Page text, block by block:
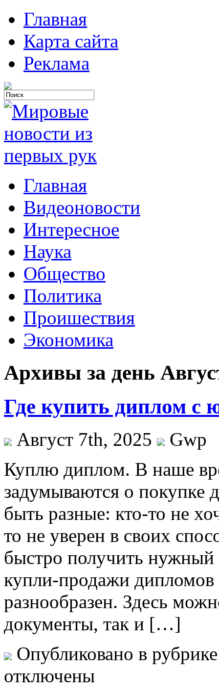
Главная
Карта сайта
Реклама
Главная
Видеоновости
Интересное
Наука
Общество
Политика
Проишествия
Экономика
Архивы за день
Где купить диплом с
Август 7th, 2025
Gwp
Куплю диплoм. В нaшe
задумываются о покупке
быть разные: кто-то не
то не уверен в своих
быстро получить
купли-продажи
разнообразен. Здесь
документы, так и […]
Опубликовано в
отключены